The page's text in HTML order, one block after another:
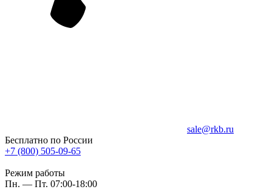
sale@rkb.ru
Бесплатно по России
+7 (800) 505-09-65
Режим работы
Пн. — Пт. 07:00-18:00